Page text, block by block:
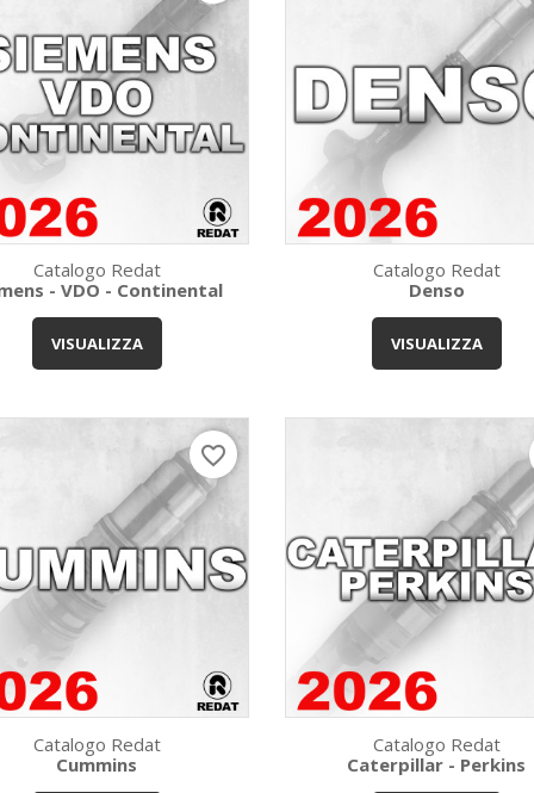
Anteprima
Catalogo Redat
- VDO - Continental
VISUALIZZA Anteprima
Catalogo Redat
Denso
VISUALIZZA
Catalogo Redat
Cummins
favorite_border
Catalogo Redat
Caterpillar - Perkins